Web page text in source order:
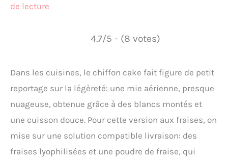
de lecture
4.7/5 - (8 votes)
Dans les cuisines, le chiffon cake fait figure de petit
reportage sur la légèreté: une mie aérienne, presque
nuageuse, obtenue grâce à des blancs montés et
une cuisson douce. Pour cette version aux fraises, on
mise sur une solution compatible livraison: des
fraises lyophilisées et une poudre de fraise, qui